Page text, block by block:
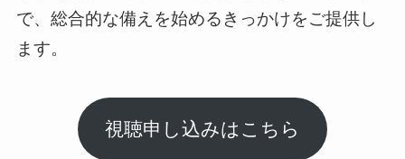
で、総合的な備えを始めるきっかけをご提供し
ます。
視聴申し込みはこちら